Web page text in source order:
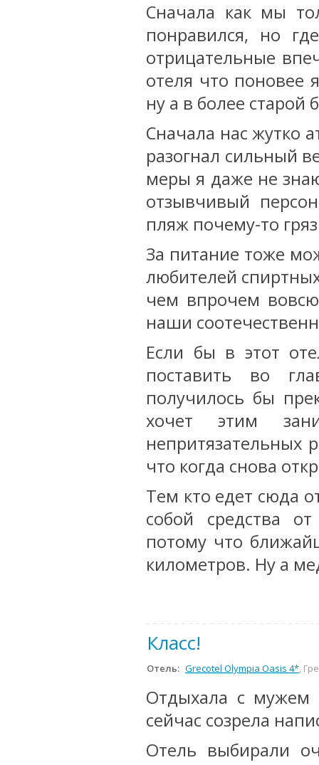
Сначала как мы
понравился, но
отрицательные
отеля что поновее
ну а в более
Сначала нас жутко
разогнал сильный
меры я даже не
отзывчивый
пляж почему-то
За питание тоже
любителей
чем впрочем
наши
Если бы в этот
поставить во
получилось бы
хочет этим
непритязательных
что когда снова
Тем кто едет сюда
собой средства
потому что
километров. Ну а
Класс!
Отель: Grecotel Olympia Oasis 4*,
Отдыхала с
сейчас созрела
Отель выбирали